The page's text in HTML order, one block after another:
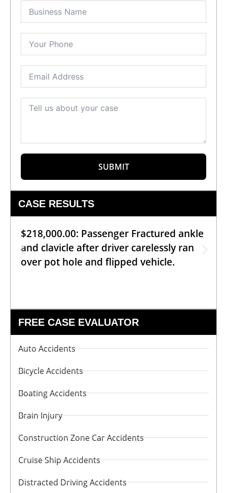
SUBMIT
CASE RESULTS
$218,000.00: Passenger Fractured ankle
and clavicle after driver carelessly ran
over pot hole and flipped vehicle.
FREE CASE EVALUATOR
Auto Accidents
Bicycle Accidents
Boating Accidents
Brain Injury
Construction Zone Car Accidents
Cruise Ship Accidents
Distracted Driving Accidents